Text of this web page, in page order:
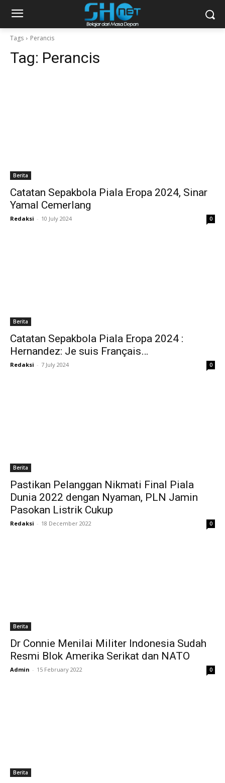
Tags Perancis
Tag: Perancis
Berita
Catatan Sepakbola Piala Eropa 2024, Sinar
Yamal Cemerlang
Redaksi - 10 July 2024 0
Berita
Catatan Sepakbola Piala Eropa 2024 :
Hernandez: Je suis Français…
Redaksi - 7 July 2024 0
Berita
Pastikan Pelanggan Nikmati Final Piala
Dunia 2022 dengan Nyaman, PLN Jamin
Pasokan Listrik Cukup
Redaksi - 18 December 2022 0
Berita
Dr Connie Menilai Militer Indonesia Sudah
Resmi Blok Amerika Serikat dan NATO
Admin - 15 February 2022 0
Berita